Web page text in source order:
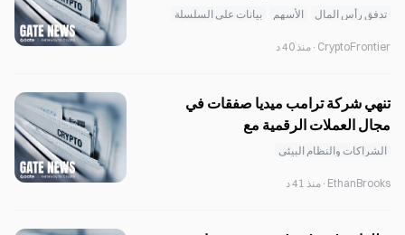
Coldcard.
تدفق رأس المال الأسهم بيانات على السلسلة
CryptoFrontier
· منذ 40 د
تنهي شركة ترامب ميديا صفقات في
مجال العملات الرقمية مع
Crypto.com وYorkville
الشراكات والنظام البيئي
EthanBrooks
· منذ 41 د